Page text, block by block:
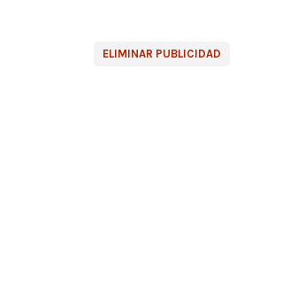
ELIMINAR PUBLICIDAD